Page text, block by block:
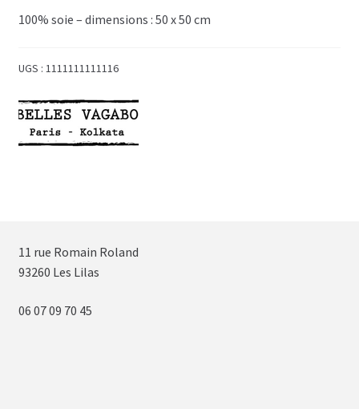
100% soie – dimensions : 50 x 50 cm
UGS : 1111111111116
11 rue Romain Roland
93260 Les Lilas
06 07 09 70 45